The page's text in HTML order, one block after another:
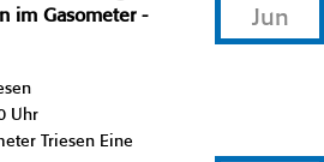
im Gasometer -
Uhr
Triesen Eine
Jun